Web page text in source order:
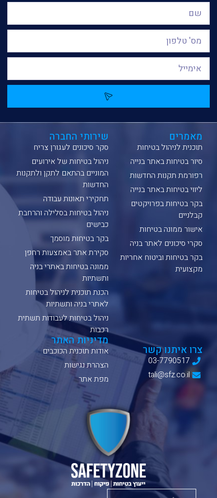
שירותי החברה
סקר סיכונים לעגורן צריח
ניהול בטיחות של אירועים
המוניים בהתאם לתקן ולתקנות
החדשות
תחקירי תאונות עבודה
ניהול בטיחות בסלילה והרחבת
כבישים
בקר בטיחות מוסמך
סקירת אתר באמצעות רחפן
ממונה בטיחות באתרי בניה
ותשתיות
הכנת תוכנית לניהול בטיחות
לאתרי בניה ותשתיות
ניהול בטיחות לעבודות תשתית
רכבות
מאמרים
תוכנית לניהול בטיחות
סיור בטיחות באתר בנייה
רפורמת תקנות החדשות
ליווי בטיחות באתר בנייה
בקר בטיחות בפרויקטים
קבלניים
אישור ממונה בטיחות
סקרי סיכונים לאתר בניה
בקר בטיחות וביטוח אחריות
מקצועית
מדיניות האתר
אודות תוכנית הכוכבים
הצהרת נגישות
מפת אתר
צרו איתנו קשר
03-7790517
tali@sfz.co.il